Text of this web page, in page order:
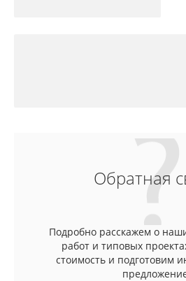
Обратная
Подробно расскажем о
работ и типовых
стоимость и подготовим